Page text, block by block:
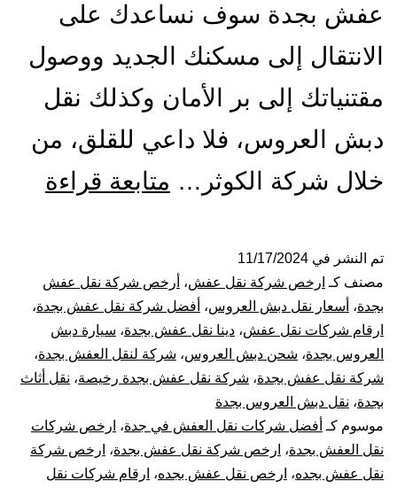
عفش بجدة سوف نساعدك على
الانتقال إلى مسكنك الجديد ووصول
مقتنياتك إلى بر الأمان وكذلك نقل
دبش العروس، فلا داعي للقلق، من
خلال شركة الكوثر… متابعة قراءة
نقل
تم النشر في 11/17/2024
مصنف كـ ارخص شركة نقل عفش، أرخص شركة نقل عفش
بجدة، أسعار نقل دبش العروس، أفضل شركة نقل عفش بجدة،
ارقام شركات نقل عفش، دينا نقل عفش بجدة، سيارة دبش
العروس بجدة، شحن دبش العروس، شركة لنقل العفش بجدة،
شركة نقل عفش بجدة، شركة نقل عفش بجدة رخيصة، نقل أثاث
بجدة، نقل دبش العروس بجدة
موسوم كـ أفضل شركات نقل العفش في جدة، ارخص شركات
نقل العفش بجدة، ارخص شركة نقل عفش بجدة، ارخص شركة
نقل عفش بجده، ارخص نقل عفش بجده، ارقام شركات نقل